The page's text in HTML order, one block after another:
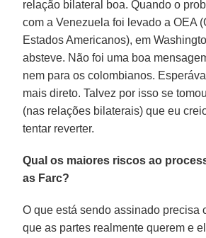
relação bilateral boa. Quando o
com a Venezuela foi levado a OEA
Estados Americanos), em
absteve. Não foi uma boa
nem para os colombianos.
mais direto. Talvez por isso se
(nas relações bilaterais) que eu
tentar reverter.
Qual os maiores riscos ao
as Farc?
O que está sendo assinado precisa
que as partes realmente querem e